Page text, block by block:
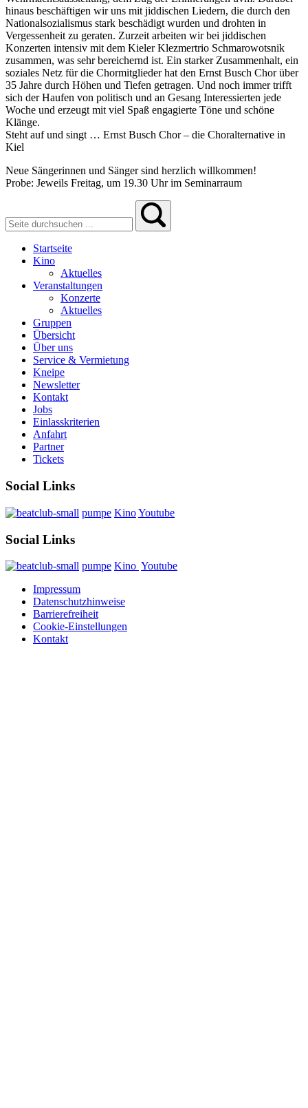
hinaus beschäftigen wir uns mit jiddischen Liedern, die durch den
Nationalsozialismus stark beschädigt wurden und drohten in
Vergessenheit zu geraten. Zurzeit arbeiten wir bei jiddischen
Konzerten intensiv mit dem Kieler Klezmertrio Schmarowotsnik
zusammen, was sehr bereichernd ist. Ein starker Zusammenhalt, ein
soziales Netz für die Chormitglieder hat den Ernst Busch Chor über
35 Jahre durch Höhen und Tiefen getragen. Und noch immer trifft
sich der Haufen von politisch und an Gesang Interessierten jede
Woche und erzeugt mit viel Spaß engagierte Töne und schöne
Klänge.
Steht auf und singt … Ernst Busch Chor – die Choralternative in
Kiel
Neue Sängerinnen und Sänger sind herzlich willkommen!
Probe: Jeweils Freitag, um 19.30 Uhr im Seminarraum
Startseite
Kino
Aktuelles
Veranstaltungen
Konzerte
Aktuelles
Gruppen
Übersicht
Über uns
Service & Vermietung
Kneipe
Newsletter
Kontakt
Jobs
Einlasskriterien
Anfahrt
Partner
Tickets
Social Links
pumpe KinoYoutube
Social Links
pumpe Kino Youtube
Impressum
Datenschutzhinweise
Barrierefreiheit
Cookie-Einstellungen
Kontakt